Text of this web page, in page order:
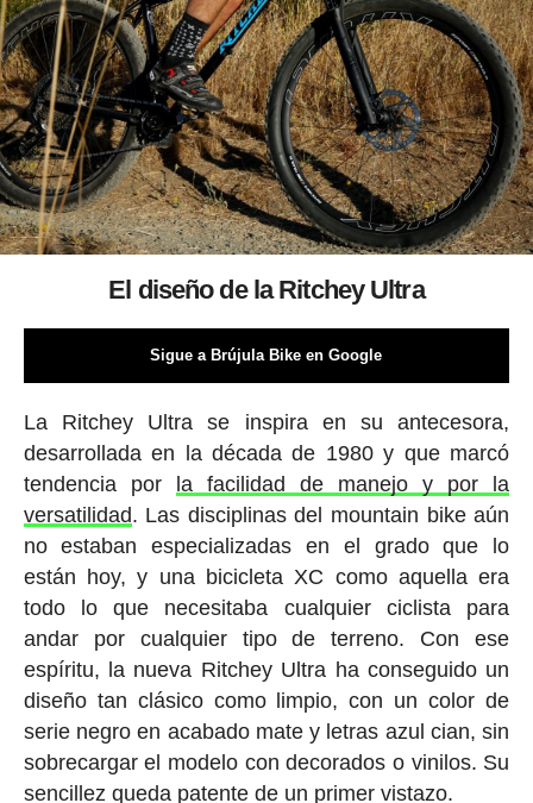
El diseño de la Ritchey Ultra
Sigue a Brújula Bike en Google
La Ritchey Ultra se inspira en su antecesora,
desarrollada en la década de 1980 y que marcó
tendencia por
la facilidad de manejo y por la
versatilidad. Las disciplinas del mountain bike aún
no estaban especializadas en el grado que lo
están hoy, y una bicicleta XC como aquella era
todo lo que necesitaba cualquier ciclista para
andar por cualquier tipo de terreno. Con ese
espíritu, la nueva Ritchey Ultra ha conseguido un
diseño tan clásico como limpio, con un color de
serie negro en acabado mate y letras azul cian, sin
sobrecargar el modelo con decorados o vinilos. Su
sencillez queda patente de un primer vistazo.